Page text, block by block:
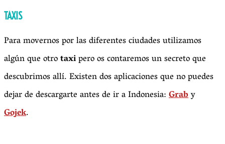
TAXIS
Para movernos por las diferentes ciudades utilizamos
algún que otrotaxipero os contaremos un secreto que
descubrimos allí. Existen dos aplicaciones que no puedes
dejar de descargarte antes de ir a Indonesia:Graby
Gojek.